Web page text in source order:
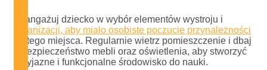
Zaangażuj dziecko w wybór elementów wystroju i
organizacji, aby miało osobiste poczucie przynależności
do tego miejsca. Regularnie wietrz pomieszczenie i dbaj
o bezpieczeństwo mebli oraz oświetlenia, aby stworzyć
przyjazne i funkcjonalne środowisko do nauki.